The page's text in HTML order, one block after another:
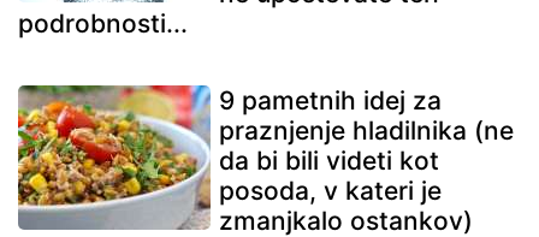
podrobnosti...
9 pametnih idej za
praznjenje hladilnika (ne
da bi bili videti kot
posoda, v kateri je
zmanjkalo ostankov)